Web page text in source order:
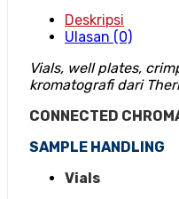
Deskripsi
Ulasan (0)
Vials, well plates,
kromatografi dari
CONNECTED
SAMPLE HANDLING
Vials